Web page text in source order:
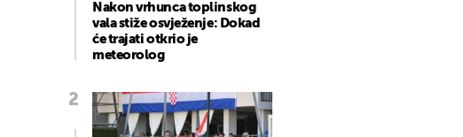
Nakon vrhunca toplinskog
vala stiže osvježenje: Dokad
će trajati otkrio je
meteorolog